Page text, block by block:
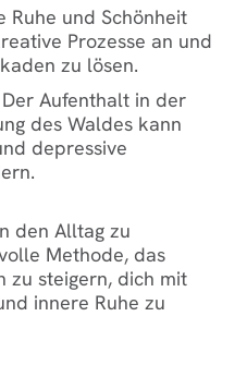
Ruhe und Schönheit
Prozesse an und
zu lösen.
Der Aufenthalt in der
des Waldes kann
depressive
den Alltag zu
Methode, das
zu steigern, dich mit
innere Ruhe zu